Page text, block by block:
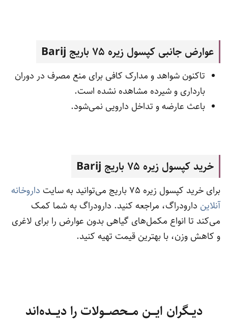
عوارض جانبی کپسول زیره 75 باریج Barij
تاکنون شواهد و مدارک کافی برای منع مصرف در دوران
بارداری و شیرده مشاهده نشده است.
باعث عارضه و تداخل دارویی نمی‌شود.
خرید کپسول زیره 75 باریج Barij
برای خرید کپسول زیره 75 باریج می‌توانید به سایت
داروخانه
آنلاین دارودراگ، مراجعه کنید. دارودراگ به شما کمک
می‌کند تا انواع مکمل‌های گیاهی بدون عوارض را برای لاغری
و کاهش وزن، با بهترین قیمت تهیه کنید.
دیــگران ایـــن مـــحصـــولات را دیـــده‌اند